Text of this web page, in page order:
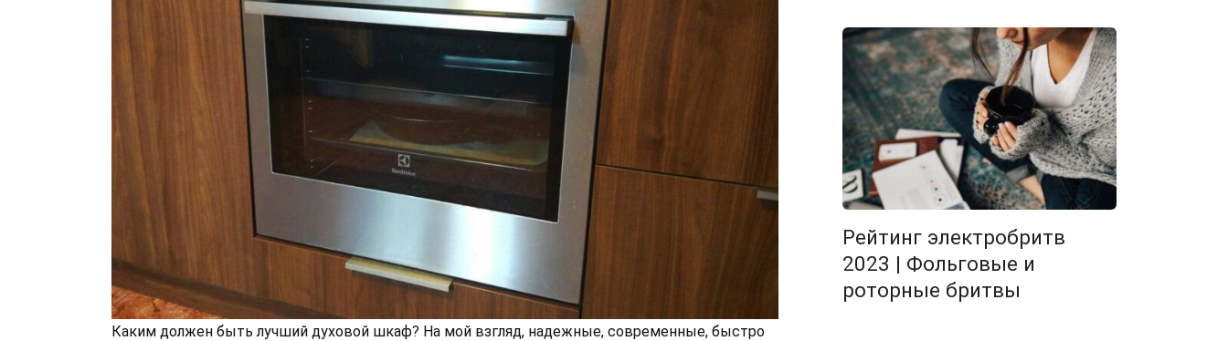
Каким должен быть лучший духовой шкаф? На мой взгляд, надежные, современные, быстро
Рейтинг электробритв
2023 | Фольговые и
роторные бритвы